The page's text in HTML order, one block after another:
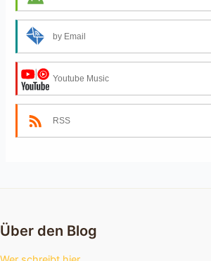
by Email
Youtube Music
RSS
Über den Blog